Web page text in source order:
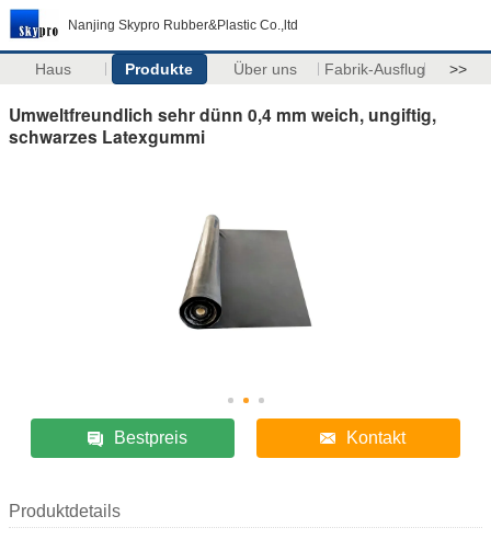
Nanjing Skypro Rubber&Plastic Co.,ltd
Haus Produkte Über uns Fabrik-Ausflug >>
Umweltfreundlich sehr dünn 0,4 mm weich, ungiftig,
schwarzes Latexgummi
Bestpreis Kontakt
Produktdetails